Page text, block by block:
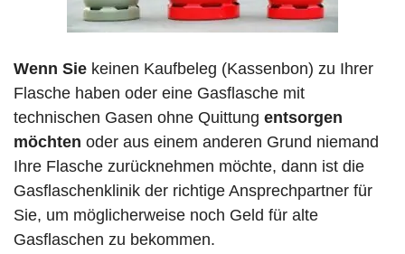
Wenn Sie keinen Kaufbeleg (Kassenbon) zu Ihrer
Flasche haben oder eine Gasflasche mit
technischen Gasen ohne Quittung entsorgen
möchten oder aus einem anderen Grund niemand
Ihre Flasche zurücknehmen möchte, dann ist die
Gasflaschenklinik der richtige Ansprechpartner für
Sie, um möglicherweise noch Geld für alte
Gasflaschen zu bekommen.